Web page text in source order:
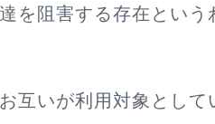
を阻害する存在という
互いが利用対象として